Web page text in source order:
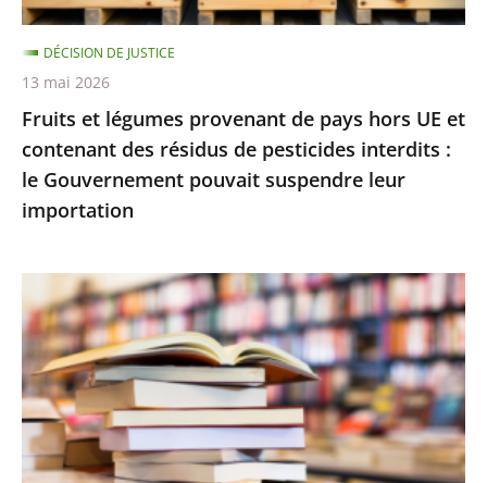
contenant
des
résidus
de
pesticides
interdits
:
Gouvernement
pouvait
suspendre
leur
importation
Fruits et légumes provenant de pays hors UE et
contenant des résidus de pesticides interdits :
le Gouvernement pouvait suspendre leur
importation
DÉCISION DE JUSTICE
13 mai 2026
Conseil
d’État
rejette
le
recours
d’Amazon